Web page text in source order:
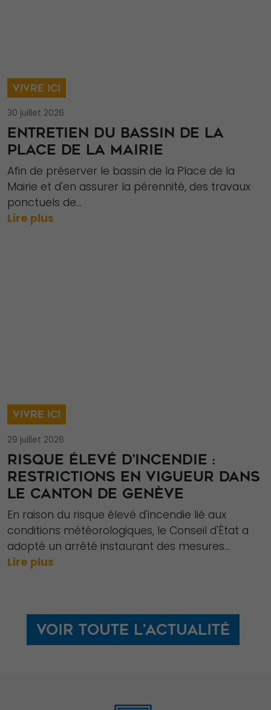
VIVRE ICI
30 juillet 2026
ENTRETIEN DU BASSIN DE LA
PLACE DE LA MAIRIE
Afin de préserver le bassin de la Place de la
Mairie et d'en assurer la pérennité, des travaux
ponctuels de...
Lire plus
VIVRE ICI
29 juillet 2026
RISQUE ÉLEVÉ D’INCENDIE :
RESTRICTIONS EN VIGUEUR DANS
LE CANTON DE GENÈVE
En raison du risque élevé d'incendie lié aux
conditions météorologiques, le Conseil d'État a
adopté un arrêté instaurant des mesures...
Lire plus
Voir toute l'actualité